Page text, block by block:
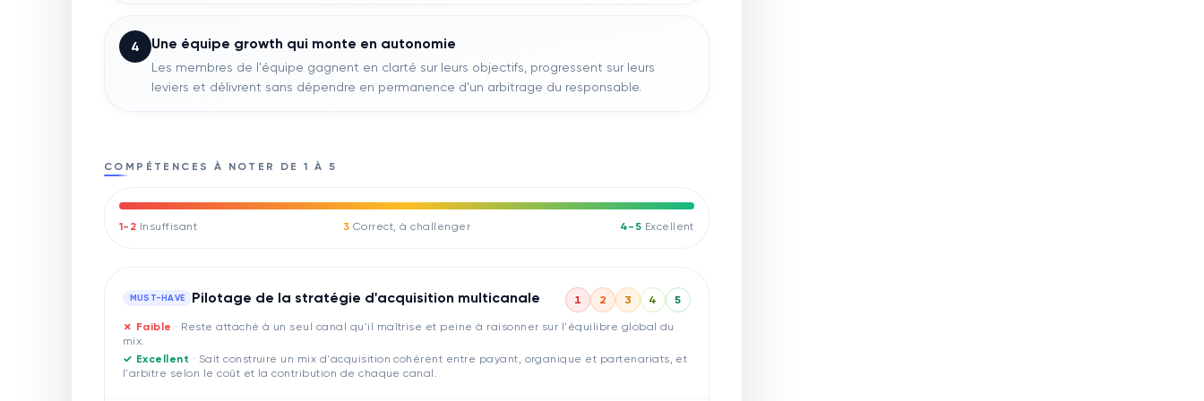
4 Une équipe growth qui monte en autonomie
Les membres de l'équipe gagnent en clarté sur leurs objectifs, progressent sur leurs
leviers et délivrent sans dépendre en permanence d'un arbitrage du responsable.
COMPÉTENCES À NOTER DE 1 À 5
1-2 Insuffisant 3 Correct, à challenger 4-5 Excellent
MUST-HAVE Pilotage de la stratégie d'acquisition multicanale 1 2 3 4 5
✗ Faible · Reste attaché à un seul canal qu'il maîtrise et peine à raisonner sur l'équilibre global du
mix.
✓ Excellent · Sait construire un mix d'acquisition cohérent entre payant, organique et partenariats, et
l'arbitre selon le coût et la contribution de chaque canal.